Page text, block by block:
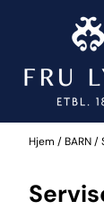
Hopp til innhold
Hjem /BARN/